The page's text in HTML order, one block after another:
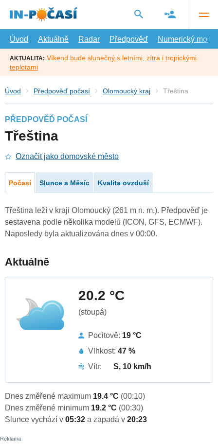
hlavní
Úvod
Aktuálně Radar Předpověď Numerický model
AKTUALITA: Víkend bude slunečný s letními, zítra i tropickými
teplotami
Úvod Předpověď počasí Olomoucký kraj Třeština
PŘEDPOVĚĎ POČASÍ
Třeština
Označit jako domovské město
Počasí Slunce a Měsíc Kvalita ovzduší
Třeština leží v kraji Olomoucký (261 m n. m.). Předpověď je
sestavena podle několika modelů (ICON, GFS, ECMWF).
Naposledy byla aktualizována dnes v 00:00.
Aktuálně
20.2 °C
(stoupá)
Pocitově: 19 °C
Vlhkost: 47 %
Vítr:
S, 10 km/h
Dnes změřené maximum 19.4 °C (00:10)
Dnes změřené minimum 19.2 °C (00:30)
Slunce vychází v 05:32 a zapadá v 20:23